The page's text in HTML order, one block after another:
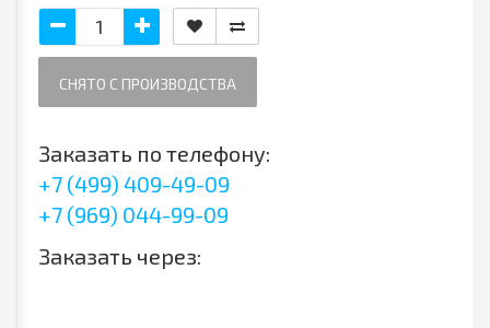
СНЯТО С ПРОИЗВОДСТВА
Заказать по телефону:
+7 (499) 409-49-09
+7 (969) 044-99-09
Заказать через: